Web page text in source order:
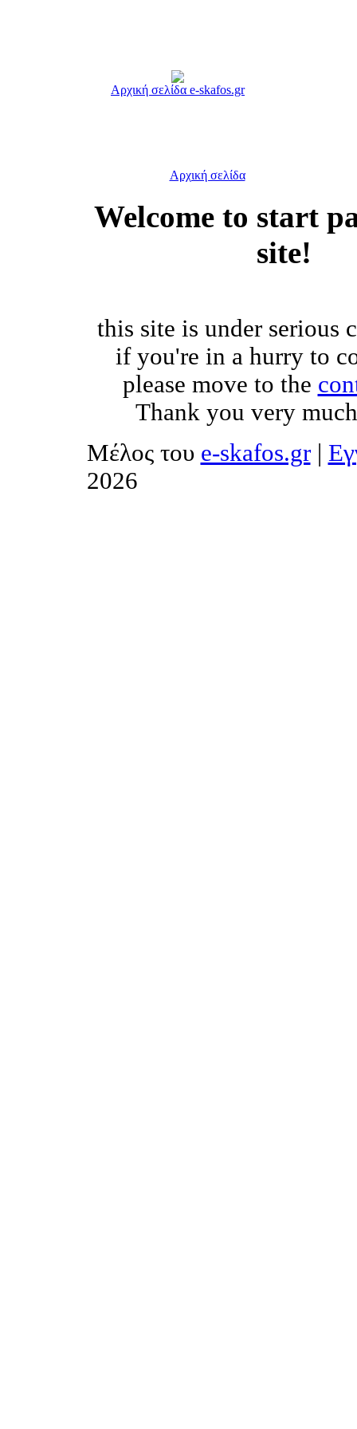
Αρχική σελίδα e-skafos.gr
Αρχική σελίδα
Welcome to start
site!
this site is under serious
if you're in a hurry to
please move to the
Thank you very
Μέλος του e-skafos.gr|
2026